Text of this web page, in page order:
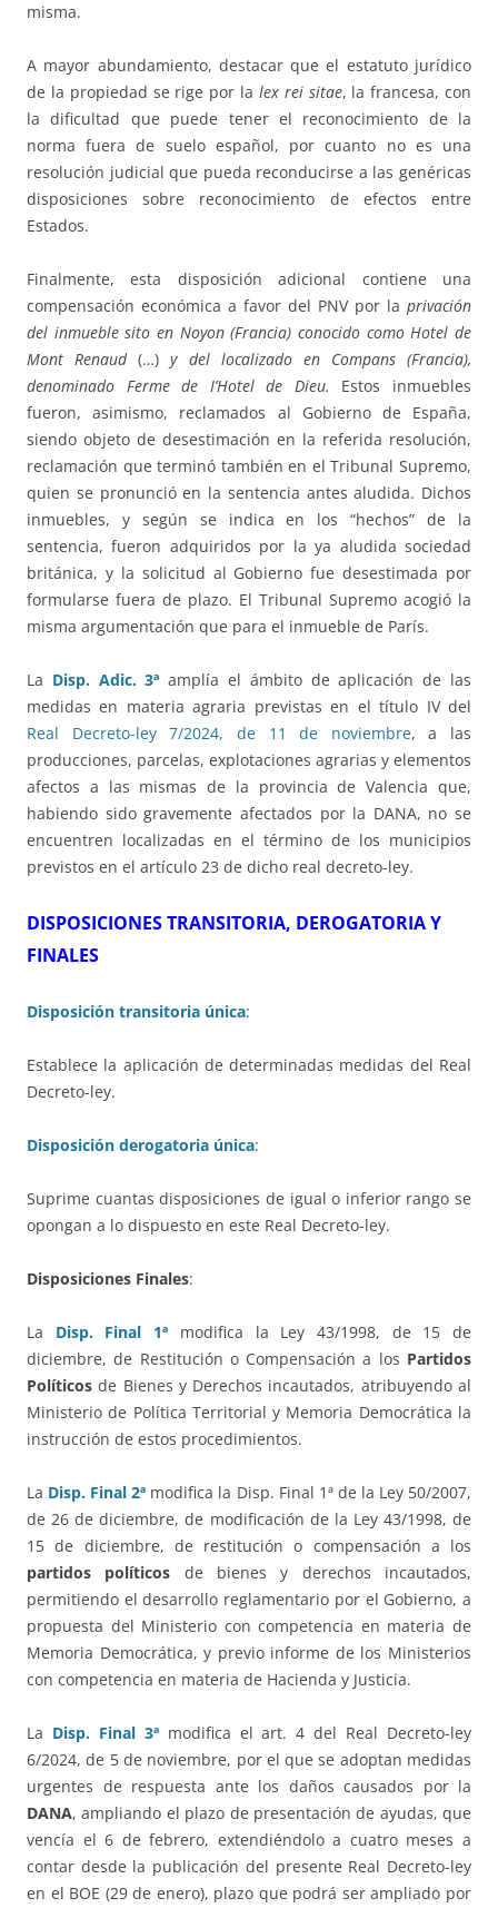
misma.
A mayor abundamiento, destacar que el estatuto jurídico
de la propiedad se rige por la lex rei sitae, la francesa, con
la dificultad que puede tener el reconocimiento de la
norma fuera de suelo español, por cuanto no es una
resolución judicial que pueda reconducirse a las genéricas
disposiciones sobre reconocimiento de efectos entre
Estados.
Finalmente, esta disposición adicional contiene una
compensación económica a favor del PNV por la privación
del inmueble sito en Noyon (Francia) conocido como Hotel de
Mont Renaud(…)y del localizado en Compans (Francia),
denominado Ferme de I’Hotel de Dieu. Estos inmuebles
fueron, asimismo, reclamados al Gobierno de España,
siendo objeto de desestimación en la referida resolución,
reclamación que terminó también en el Tribunal Supremo,
quien se pronunció en la sentencia antes aludida. Dichos
inmuebles, y según se indica en los “hechos” de la
sentencia, fueron adquiridos por la ya aludida sociedad
británica, y la solicitud al Gobierno fue desestimada por
formularse fuera de plazo. El Tribunal Supremo acogió la
misma argumentación que para el inmueble de París.
La Disp. Adic. 3ª amplía el ámbito de aplicación de las
medidas en materia agraria previstas en el título IV del
Real Decreto-ley 7/2024, de 11 de noviembre, a las
producciones, parcelas, explotaciones agrarias y elementos
afectos a las mismas de la provincia de Valencia que,
habiendo sido gravemente afectados por la DANA, no se
encuentren localizadas en el término de los municipios
previstos en el artículo 23 de dicho real decreto-ley.
DISPOSICIONES TRANSITORIA, DEROGATORIA Y
FINALES
Disposición transitoria única:
Establece la aplicación de determinadas medidas del Real
Decreto-ley.
Disposición derogatoria única:
Suprime cuantas disposiciones de igual o inferior rango se
opongan a lo dispuesto en este Real Decreto-ley.
Disposiciones Finales:
La Disp. Final 1ª modifica la Ley 43/1998, de 15 de
diciembre, de Restitución o Compensación a los Partidos
Políticos de Bienes y Derechos incautados, atribuyendo al
Ministerio de Política Territorial y Memoria Democrática la
instrucción de estos procedimientos.
La Disp. Final 2ª modifica la Disp. Final 1ª de la Ley 50/2007,
de 26 de diciembre, de modificación de la Ley 43/1998, de
15 de diciembre, de restitución o compensación a los
partidos políticos de bienes y derechos incautados,
permitiendo el desarrollo reglamentario por el Gobierno, a
propuesta del Ministerio con competencia en materia de
Memoria Democrática, y previo informe de los Ministerios
con competencia en materia de Hacienda y Justicia.
La Disp. Final 3ªmodifica el art. 4 del Real Decreto-ley
6/2024, de 5 de noviembre, por el que se adoptan medidas
urgentes de respuesta ante los daños causados por la
DANA, ampliando el plazo de presentación de ayudas, que
vencía el 6 de febrero, extendiéndolo a cuatro meses a
contar desde la publicación del presente Real Decreto-ley
en el BOE (29 de enero), plazo que podrá ser ampliado por